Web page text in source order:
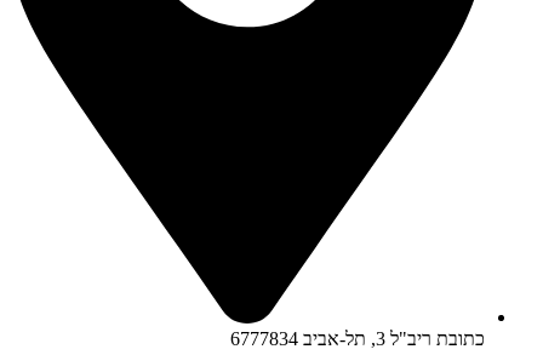
כתובת ריב"ל 3, תל-אביב 6777834